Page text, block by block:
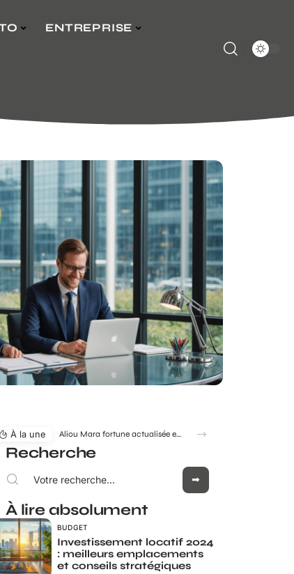
ENTREPRISE
À la une Aliou Mara fortune actualisée en 2026 : estimation, évolution et enjeux
Recherche
À lire absolument
BUDGET
Investissement locatif 2024
: meilleurs emplacements
et conseils stratégiques